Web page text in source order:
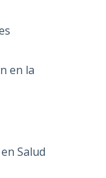
en la
Salud